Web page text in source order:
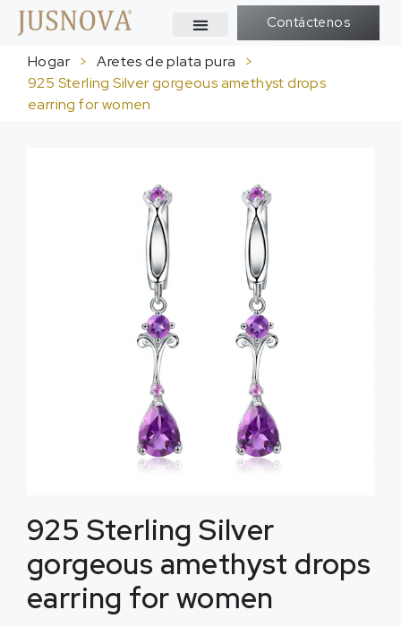
Contáctenos
Hogar > Aretes de plata pura
>
925 Sterling Silver gorgeous amethyst drops
earring for women
925 Sterling Silver
gorgeous amethyst drops
earring for women